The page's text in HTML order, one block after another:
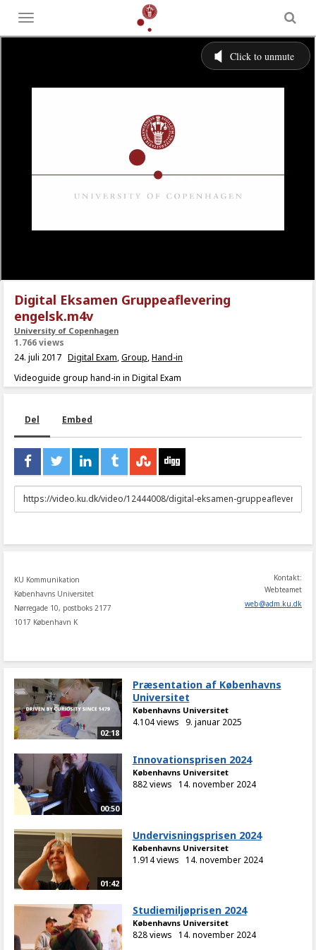
Toggle
menu
Digital Eksamen Gruppeaflevering
engelsk.m4v
University of Copenhagen
1.766 views
24. juli 2017 Digital Exam,Group,Hand-in
Videoguide group hand-in in Digital Exam
Del Embed
URL
to
KU Kommunikation
Københavns Universitet
Nørregade 10, postboks 2177
1017 København K
Kontakt:
Webteamet
web@adm.ku.dk
02:18
Præsentation af Københavns
Universitet
Københavns Universitet
4.104 views 9. januar 2025
00:50
Innovationsprisen 2024
Københavns Universitet
882 views 14. november 2024
01:42
Undervisningsprisen 2024
Københavns Universitet
1.914 views 14. november 2024
Studiemiljøprisen 2024
Københavns Universitet
828 views 14. november 2024